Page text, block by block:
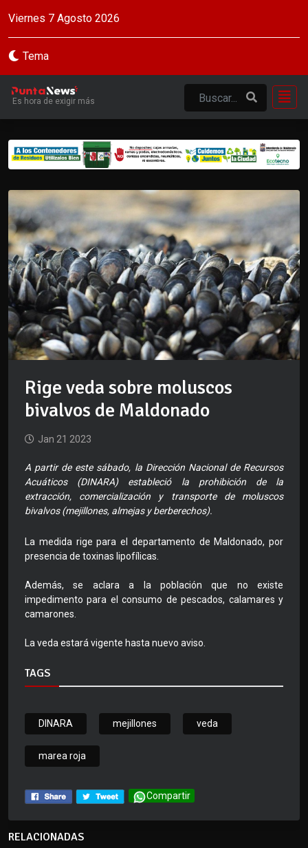
Viernes 7 Agosto 2026
Tema
Es hora de exigir más
Rige veda sobre moluscos
bivalvos de Maldonado
Jan 21 2023
A partir de este sábado, la Dirección Nacional de Recursos
Acuáticos (DINARA) estableció la prohibición de la
extracción, comercialización y transporte de moluscos
bivalvos (mejillones, almejas y berberechos).
La medida rige para el departamento de Maldonado, por
presencia de toxinas lipofílicas.
Además, se aclara a la población que no existe
impedimento para el consumo de pescados, calamares y
camarones.
​​​​​​La veda estará vigente hasta nuevo aviso.
TAGS
DINARA mejillones veda
marea roja
Compartir
RELACIONADAS